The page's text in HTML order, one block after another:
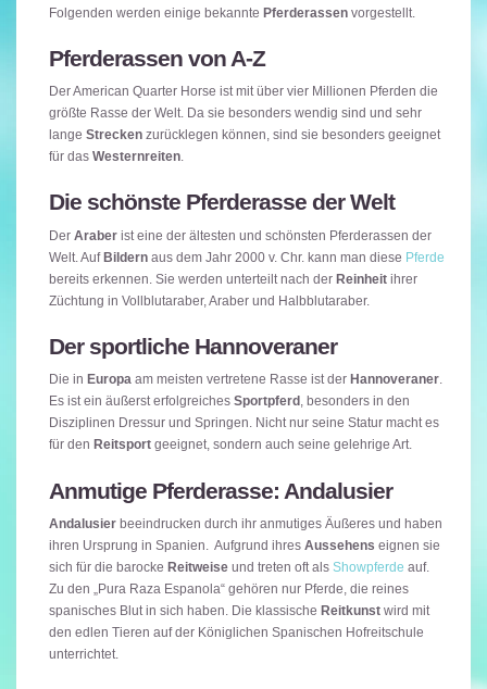
Folgenden werden einige bekannte Pferderassen vorgestellt.
Pferderassen von A-Z
Der American Quarter Horse ist mit über vier Millionen Pferden die
größte Rasse der Welt. Da sie besonders wendig sind und sehr
lange Strecken zurücklegen können, sind sie besonders geeignet
für das Westernreiten.
Die schönste Pferderasse der Welt
Der Araber ist eine der ältesten und schönsten Pferderassen der
Welt. AufBildern aus dem Jahr 2000 v. Chr. kann man diese Pferde
bereits erkennen. Sie werden unterteilt nach der Reinheit ihrer
Züchtung in Vollblutaraber, Araber und Halbblutaraber.
Der sportliche Hannoveraner
Die in Europa am meisten vertretene Rasse ist der Hannoveraner.
Es ist ein äußerst erfolgreiches Sportpferd , besonders in den
Disziplinen Dressur und Springen. Nicht nur seine Statur macht es
für den Reitsport geeignet, sondern auch seine gelehrige Art.
Anmutige Pferderasse: Andalusier
Andalusier beeindrucken durch ihr anmutiges Äußeres und haben
ihren Ursprung in Spanien. Aufgrund ihres Aussehens eignen sie
sich für die barocke Reitweise und treten oft als Showpferde auf.
Zu den „Pura Raza Espanola“ gehören nur Pferde, die reines
spanisches Blut in sich haben. Die klassische Reitkunst wird mit
den edlen Tieren auf der Königlichen Spanischen Hofreitschule
unterrichtet.